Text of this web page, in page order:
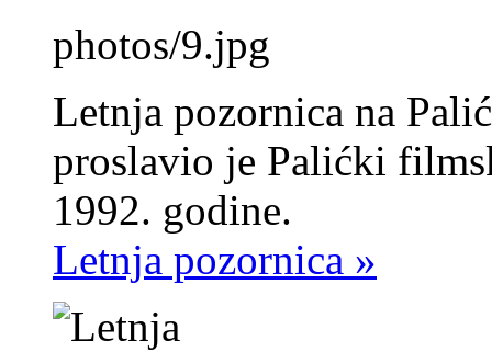
photos/9.jpg
Letnja pozornica na
proslavio je Palićki
1992. godine.
Letnja pozornica »